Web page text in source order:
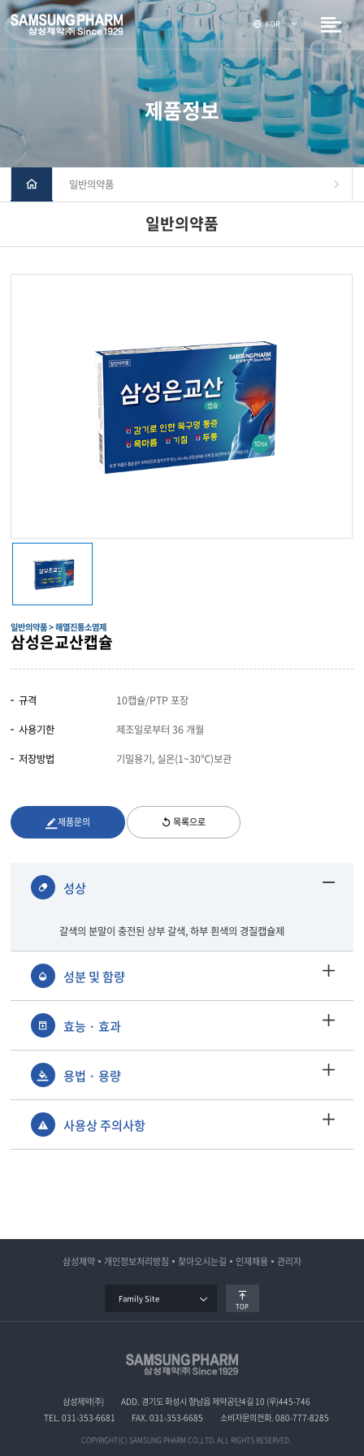
KOR
제품정보
일반의약품
일반의약품
일반의약품 > 해열진통소염제
삼성은교산캡슐
규격
10캡슐/PTP 포장
사용기한
제조일로부터 36 개월
저장방법
기밀용기, 실온(1~30℃)보관
제품문의 목록으로
성상
갈색의 분말이 충전된 상부 갈색, 하부 흰색의 경질캡슐제
성분 및 함량
효능 · 효과
용법 · 용량
사용상 주의사항
삼성제약 개인정보처리방침 찾아오시는길 인재채용 관리자
Family Site
TOP
삼성제약(주)
ADD. 경기도 화성시 향남읍 제약공단4길 10 (우)445-746
TEL. 031-353-6681
FAX. 031-353-6685 소비자문의전화. 080-777-8285
COPYRIGHT(C) SAMSUNG PHARM CO.,LTD. ALL RIGHTS RESERVED.